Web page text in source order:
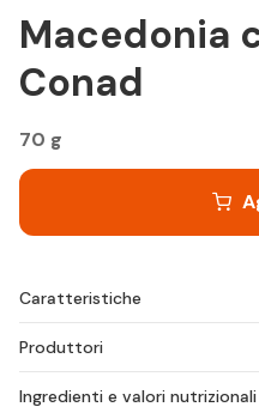
Macedonia
Conad
70 g
Caratteristiche
Produttori
Ingredienti e valori nutrizionali